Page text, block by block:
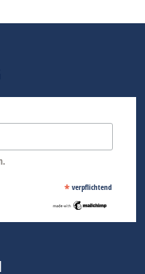
* verpflichtend